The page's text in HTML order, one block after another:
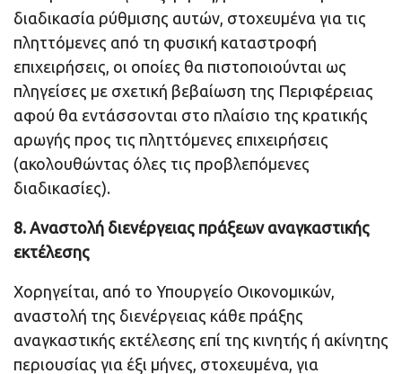
διαδικασία ρύθμισης αυτών, στοχευμένα για τις
πληττόμενες από τη φυσική καταστροφή
επιχειρήσεις, οι οποίες θα πιστοποιούνται ως
πληγείσες με σχετική βεβαίωση της Περιφέρειας
αφού θα εντάσσονται στο πλαίσιο της κρατικής
αρωγής προς τις πληττόμενες επιχειρήσεις
(ακολουθώντας όλες τις προβλεπόμενες
διαδικασίες).
8. Αναστολή διενέργειας πράξεων αναγκαστικής
εκτέλεσης
Χορηγείται, από το Υπουργείο Οικονομικών,
αναστολή της διενέργειας κάθε πράξης
αναγκαστικής εκτέλεσης επί της κινητής ή ακίνητης
περιουσίας για έξι μήνες, στοχευμένα, για